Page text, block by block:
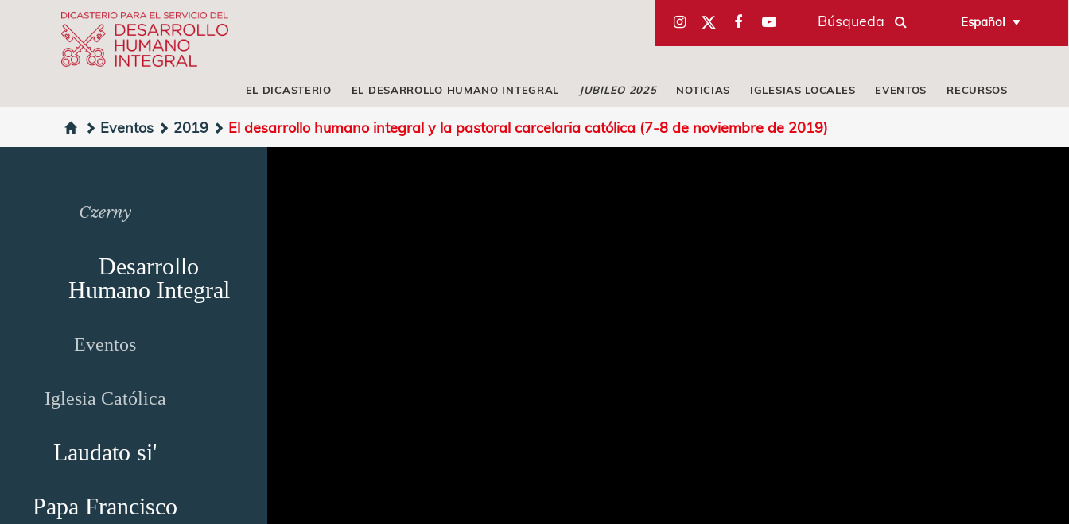
Búsqueda Español
EL DICASTERIO EL DESARROLLO HUMANO INTEGRAL JUBILEO 2025 NOTICIAS IGLESIAS LOCALES EVENTOS RECURSOS
Eventos 2019 El desarrollo humano integral y la pastoral carcelaria católica (7-8 de noviembre de 2019)
Czerny
Desarrollo
Humano Integral
Eventos
Iglesia Católica
Laudato si'
Papa Francisco